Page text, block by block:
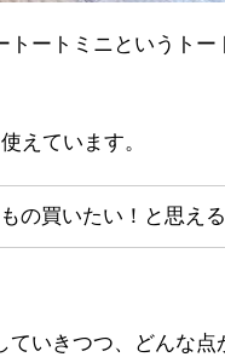
ートミニというトー
えています。
の買いたい！と思える
いきつつ、どんな